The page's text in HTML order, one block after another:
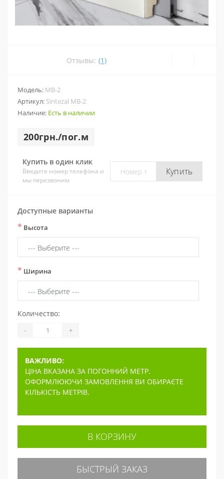
Отзывы: (1)
Модель: МВ-2
Артикул: Sintezal МВ-2
Наличие: Есть в наличии
200грн./пог.м
Купить в один клик
Введите номер телефона и
мы перезвоним
Купить
Доступные варианты
* Высота
* Ширина
Количество:
- +
ВАЖЛИВО:
ЦІНА ВКАЗАНА ЗА ПОГОННИЙ МЕТР.
ОФОРМЛЮЮЧИ ЗАМОВЛЕННЯ ВИ ОБИРАЄТЕ
КІЛЬКІСТЬ МЕТРІВ.
В КОРЗИНУ
БЫСТРЫЙ ЗАКАЗ